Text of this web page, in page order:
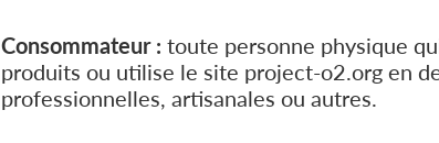
Consommateur : toute personne physique
produits ou utilise le site project-o2.org en
professionnelles, artisanales ou autres.